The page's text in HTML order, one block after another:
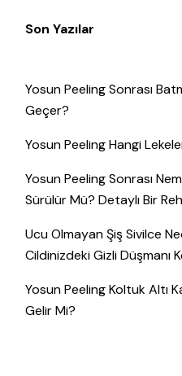
Son Yazılar
Yosun Peeling Sonrası
Geçer?
Yosun Peeling Hangi
Yosun Peeling Sonrası
Sürülür Mü? Detaylı Bir
Ucu Olmayan Şiş Sivilce
Cildinizdeki Gizli Düşmanı
Yosun Peeling Koltuk Altı
Gelir Mi?